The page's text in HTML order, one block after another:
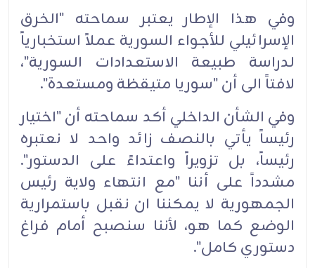
وفي هذا الإطار يعتبر سماحته "الخرق
الإسرائيلي للأجواء السورية عملاً استخبارياً
لدراسة طبيعة الاستعدادات السورية"،
لافتاً الى أن "سوريا متيقظة ومستعدة".
وفي الشأن الداخلي أكد سماحته أن "اختيار
رئيساً يأتي بالنصف زائد واحد لا نعتبره
رئيساً، بل تزويراً واعتداءً على الدستور".
مشدداً على أننا "مع انتهاء ولاية رئيس
الجمهورية لا يمكننا ان نقبل باستمرارية
الوضع كما هو، لأننا سنصبح أمام فراغ
دستوري كامل".